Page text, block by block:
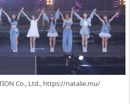
Co., Ltd., https://natalie.mu/